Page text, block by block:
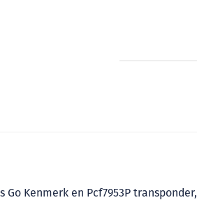
Kenmerk en Pcf7953P transponder,